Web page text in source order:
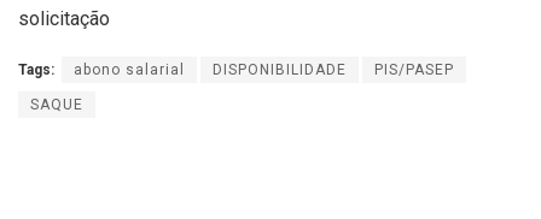
solicitação
Tags: abono salarial DISPONIBILIDADE PIS/PASEP
SAQUE